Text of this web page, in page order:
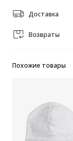
Доставка
Возвраты
Похожие товары